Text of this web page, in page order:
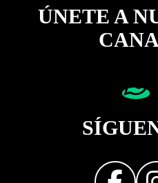
ÚNETE A